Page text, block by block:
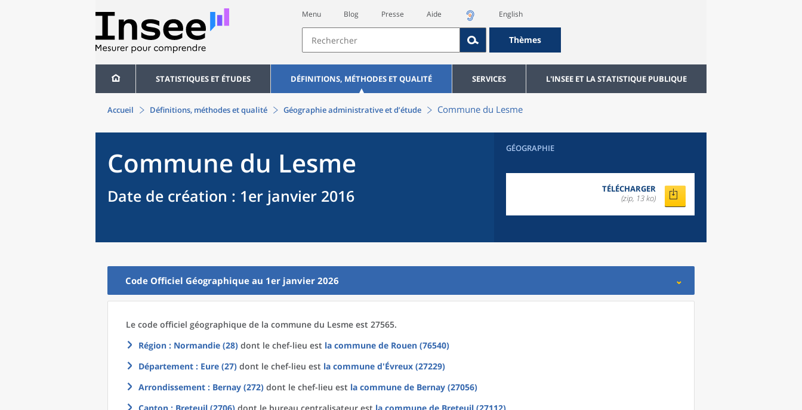
Menu Blog Presse Aide English
Thèmes
STATISTIQUES ET ÉTUDES DÉFINITIONS, MÉTHODES ET QUALITÉ SERVICES L'INSEE ET LA STATISTIQUE PUBLIQUE
Accueil Définitions, méthodes et qualité Géographie administrative et d’étude Commune du Lesme
Commune du Lesme
Date de création : 1er janvier 2016
GÉOGRAPHIE
TÉLÉCHARGER
(zip, 13 ko)
Code Officiel Géographique au 1er janvier 2026
Le code officiel géographique de la commune du Lesme est 27565.
Région : Normandie (28) dont le chef-lieu est la commune de Rouen (76540)
Département : Eure (27) dont le chef-lieu est la commune d'Évreux (27229)
Arrondissement : Bernay (272) dont le chef-lieu est la commune de Bernay (27056)